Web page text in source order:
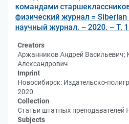
командами
физический журнал =
научный журнал. – 2020. – Т.
Creators
Аржанников Андрей Васильевич;
Александрович
Imprint
Новосибирск: Издательско-
2020
Collection
Статьи штатных преподавателей
Subjects